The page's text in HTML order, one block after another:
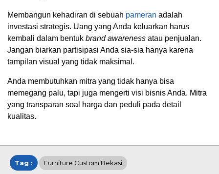
Membangun kehadiran di sebuah pameran adalah
investasi strategis. Uang yang Anda keluarkan harus
kembali dalam bentuk brand awareness atau penjualan.
Jangan biarkan partisipasi Anda sia-sia hanya karena
tampilan visual yang tidak maksimal.
Anda membutuhkan mitra yang tidak hanya bisa
memegang palu, tapi juga mengerti visi bisnis Anda. Mitra
yang transparan soal harga dan peduli pada detail
kualitas.
Tag : Furniture Custom Bekasi